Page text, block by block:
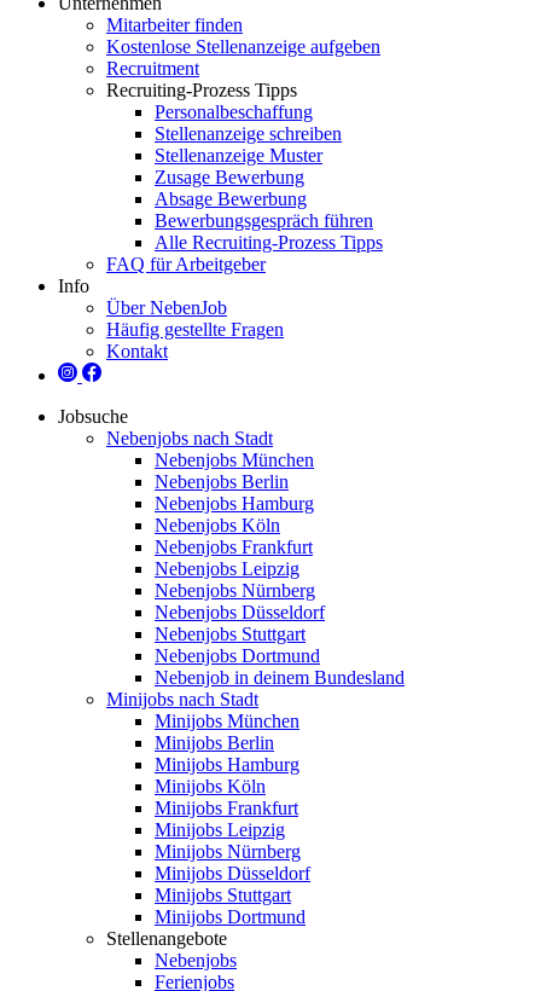
Mitarbeiter finden
Kostenlose Stellenanzeige aufgeben
Recruitment
Recruiting-Prozess Tipps
Personalbeschaffung
Stellenanzeige schreiben
Stellenanzeige Muster
Zusage Bewerbung
Absage Bewerbung
Bewerbungsgespräch führen
Alle Recruiting-Prozess Tipps
FAQ für Arbeitgeber
Info
Über NebenJob
Häufig gestellte Fragen
Kontakt
Jobsuche
Nebenjobs nach Stadt
Nebenjobs München
Nebenjobs Berlin
Nebenjobs Hamburg
Nebenjobs Köln
Nebenjobs Frankfurt
Nebenjobs Leipzig
Nebenjobs Nürnberg
Nebenjobs Düsseldorf
Nebenjobs Stuttgart
Nebenjobs Dortmund
Nebenjob in deinem Bundesland
Minijobs nach Stadt
Minijobs München
Minijobs Berlin
Minijobs Hamburg
Minijobs Köln
Minijobs Frankfurt
Minijobs Leipzig
Minijobs Nürnberg
Minijobs Düsseldorf
Minijobs Stuttgart
Minijobs Dortmund
Stellenangebote
Nebenjobs
Ferienjobs